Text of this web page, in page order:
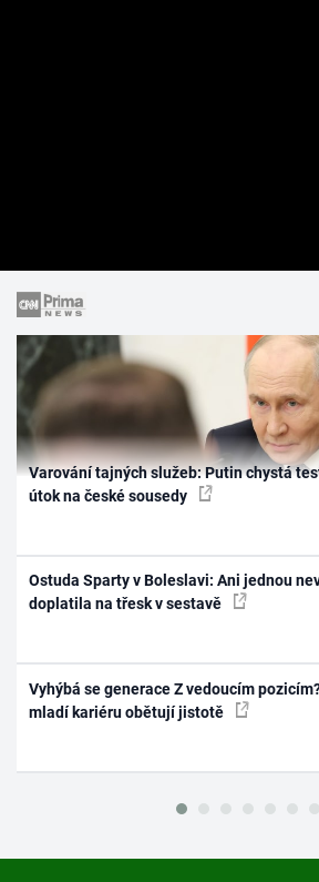
Varování tajných služeb: Putin chystá
útok na české sousedy
Ostuda Sparty v Boleslavi: Ani jednou
doplatila na třesk v sestavě
Vyhýbá se generace Z vedoucím
mladí kariéru obětují jistotě